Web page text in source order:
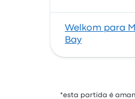
Welkom para
Bay
*esta partida é